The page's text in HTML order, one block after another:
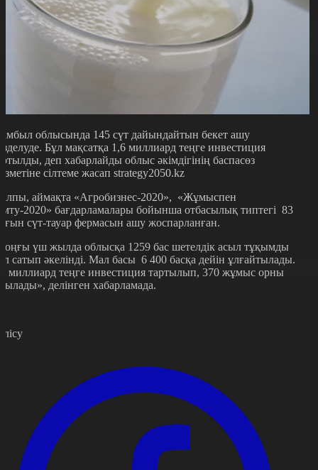
облысында 145 сүт дайындайтын бекет ашу
Бұл мақсатқа 1,6 миллиард теңге инвестиция
деп хабарлайды облыс әкімдігінің баспасөз
сілтеме жасап strategy2050.kz
аймақта «Агробизнес-2020», «Жұмыспен
2020» бағдарламалары бойынша отбасылық типтегі 83
сүт-тауар фермасын ашу жоспарланған.
үш жылда облысқа 1259 бас шетелдік асыл тұқымды
сатып әкелінді. Мал басы 6 400 басқа дейін ұлғайтылады.
миллиард теңге инвестиция тартылып, 370 жұмыс орны
делінген хабарламада.